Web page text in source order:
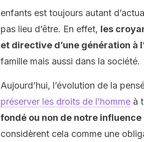
enfants est toujours autant
pas lieu d’être. En effet, les
et directive d’une génération à
famille mais aussi dans la société.
Aujourd’hui, l’évolution de la
préserver les droits de l’homme à
fondé ou non de notre
considèrent cela comme une